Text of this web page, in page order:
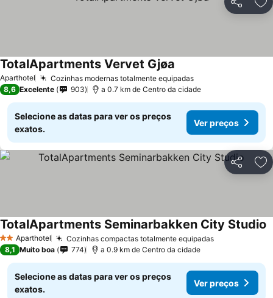
Partilhar
Aparthotel Cozinhas modernas totalmente equipadas
TotalApartments Vervet Gjøa
8,6 Excelente 903 a 0.7 km de Centro da cidade
Selecione as datas para ver os preços
exatos.
Ver preços
Partilhar
2 EstrelasAparthotel Cozinhas compactas totalmente equipadas
TotalApartments Seminarbakken City Studio
8,1 Muito boa 774 a 0.9 km de Centro da cidade
Selecione as datas para ver os preços
exatos.
Ver preços